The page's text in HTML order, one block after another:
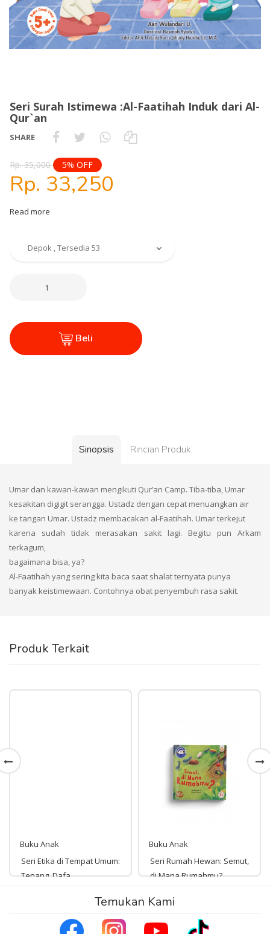
Seri Surah Istimewa :Al-Faatihah Induk dari Al-
Qur`an
SHARE
Rp. 35,000 5% OFF
Rp. 33,250
Read more
Beli
Sinopsis Rincian Produk
Umar dan kawan-kawan mengikuti Qur’an Camp. Tiba-tiba, Umar
kesakitan digigit serangga. Ustadz dengan cepat menuangkan air
ke tangan Umar. Ustadz membacakan al-Faatihah. Umar terkejut
karena sudah tidak merasakan sakit lagi. Begitu pun Arkam
terkagum,
bagaimana bisa, ya?
Al-Faatihah yang sering kita baca saat shalat ternyata punya
banyak keistimewaan. Contohnya obat penyembuh rasa sakit.
Produk Terkait
Buku Anak
Seri Etika di Tempat Umum:
Tenang, Dafa
45,000
Buku Anak
Seri Rumah Hewan: Semut,
di Mana Rumahmu?
Rp 45,000
Temukan Kami